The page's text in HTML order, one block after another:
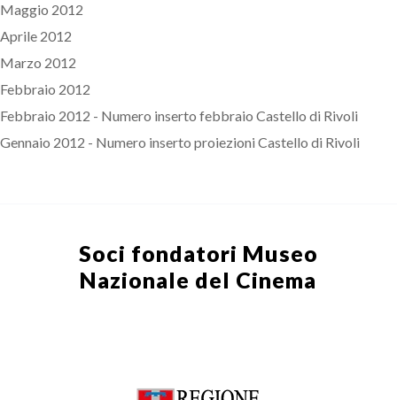
Maggio 2012
Aprile 2012
Marzo 2012
Febbraio 2012
Febbraio 2012 - Numero inserto febbraio Castello di Rivoli
Gennaio 2012 - Numero inserto proiezioni Castello di Rivoli
Soci fondatori Museo
Nazionale del Cinema